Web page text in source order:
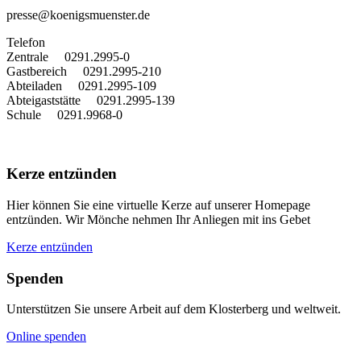
presse@koenigsmuenster.de
Telefon
Zentrale 0291.2995-0
Gastbereich 0291.2995-210
Abteiladen 0291.2995-109
Abteigaststätte 0291.2995-139
Schule 0291.9968-0
Kerze entzünden
Hier können Sie eine virtuelle Kerze auf unserer Homepage
entzünden. Wir Mönche nehmen Ihr Anliegen mit ins Gebet
Kerze entzünden
Spenden
Unterstützen Sie unsere Arbeit auf dem Klosterberg und weltweit.
Online spenden